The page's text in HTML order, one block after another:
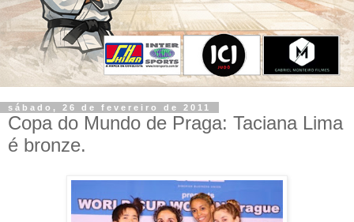
sábado, 26 de fevereiro de 2011
Copa do Mundo de Praga: Taciana Lima
é bronze.